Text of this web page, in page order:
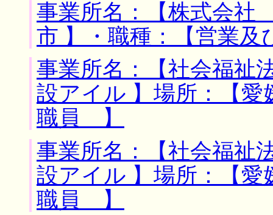
事業所名：【株式会社
市 】・職種：【営業
事業所名：【社会福
設アイル 】場所：【愛
職員 】
事業所名：【社会福
設アイル 】場所：【愛
職員 】